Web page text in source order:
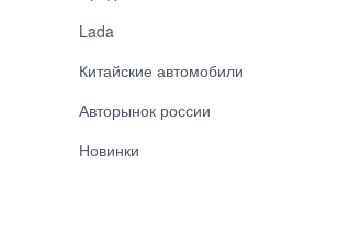
Lada
Китайские автомобили
Авторынок россии
Новинки